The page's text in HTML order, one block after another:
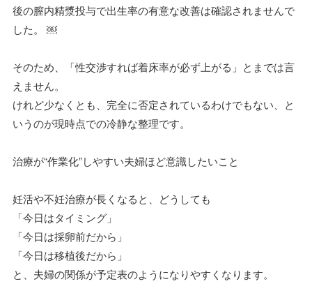
後の膣内精漿投与で出生率の有意な改善は確認されませんで
した。 ￼
そのため、「性交渉すれば着床率が必ず上がる」とまでは言
えません。
けれど少なくとも、完全に否定されているわけでもない、と
いうのが現時点での冷静な整理です。
治療が“作業化”しやすい夫婦ほど意識したいこと
妊活や不妊治療が長くなると、どうしても
「今日はタイミング」
「今日は採卵前だから」
「今日は移植後だから」
と、夫婦の関係が予定表のようになりやすくなります。